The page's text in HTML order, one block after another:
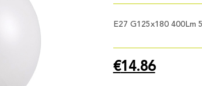
E27 G125x180 400Lm
€14.86